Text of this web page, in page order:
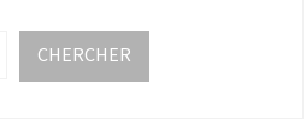
CHERCHER